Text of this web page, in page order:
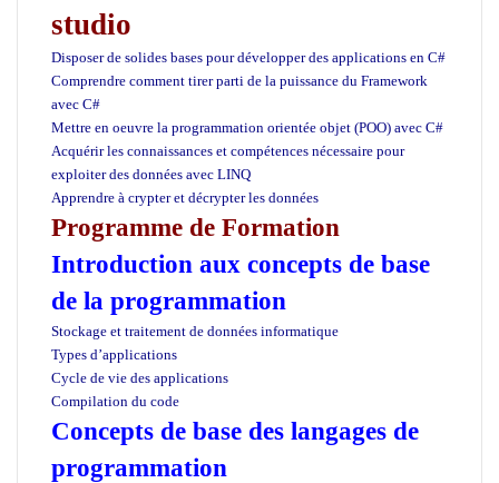
studio
Disposer de solides bases pour développer des applications en C#
Comprendre comment tirer parti de la puissance du Framework
avec C#
Mettre en oeuvre la programmation orientée objet (POO) avec C#
Acquérir les connaissances et compétences nécessaire pour
exploiter des données avec LINQ
Apprendre à crypter et décrypter les données
Programme de Formation
Introduction aux concepts de base
de la programmation
Stockage et traitement de données informatique
Types d’applications
Cycle de vie des applications
Compilation du code
Concepts de base des langages de
programmation